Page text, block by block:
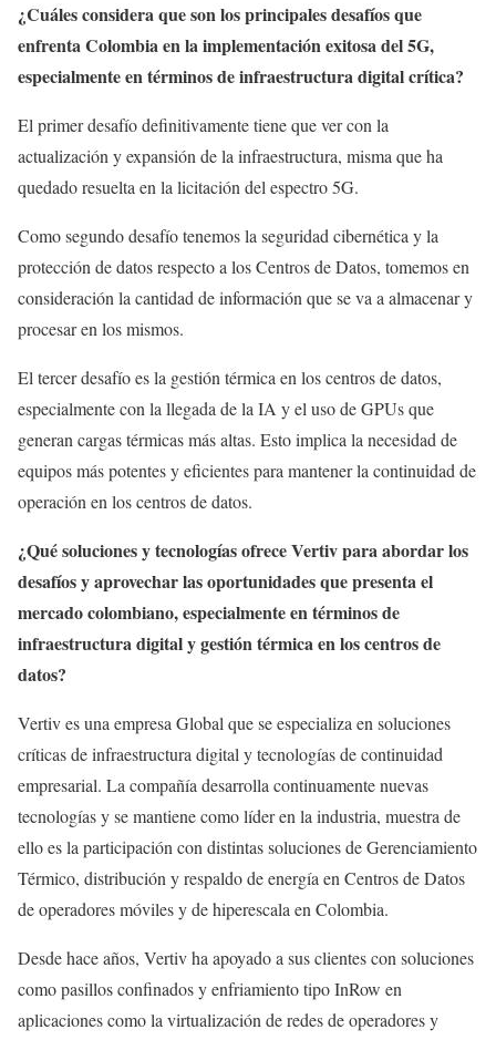
¿Cuáles considera que son los principales desafíos que
enfrenta Colombia en la implementación exitosa del 5G,
especialmente en términos de infraestructura digital crítica?
El primer desafío definitivamente tiene que ver con la
actualización y expansión de la infraestructura, misma que ha
quedado resuelta en la licitación del espectro 5G.
Como segundo desafío tenemos la seguridad cibernética y la
protección de datos respecto a los Centros de Datos, tomemos en
consideración la cantidad de información que se va a almacenar y
procesar en los mismos.
El tercer desafío es la gestión térmica en los centros de datos,
especialmente con la llegada de la IA y el uso de GPUs que
generan cargas térmicas más altas. Esto implica la necesidad de
equipos más potentes y eficientes para mantener la continuidad de
operación en los centros de datos.
¿Qué soluciones y tecnologías ofrece Vertiv para abordar los
desafíos y aprovechar las oportunidades que presenta el
mercado colombiano, especialmente en términos de
infraestructura digital y gestión térmica en los centros de
datos?
Vertiv es una empresa Global que se especializa en soluciones
críticas de infraestructura digital y tecnologías de continuidad
empresarial. La compañía desarrolla continuamente nuevas
tecnologías y se mantiene como líder en la industria, muestra de
ello es la participación con distintas soluciones de Gerenciamiento
Térmico, distribución y respaldo de energía en Centros de Datos
de operadores móviles y de hiperescala en Colombia.
Desde hace años, Vertiv ha apoyado a sus clientes con soluciones
como pasillos confinados y enfriamiento tipo InRow en
aplicaciones como la virtualización de redes de operadores y